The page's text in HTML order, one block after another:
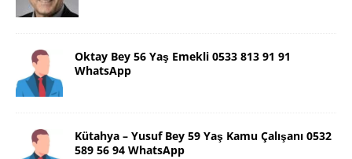
Oktay Bey 56 Yaş Emekli 0533 813 91 91
WhatsApp
Kütahya – Yusuf Bey 59 Yaş Kamu Çalışanı 0532
589 56 94 WhatsApp